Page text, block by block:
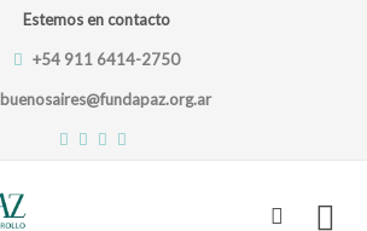
Estemos en contacto
+54 911 6414-2750
buenosaires@fundapaz.org.ar